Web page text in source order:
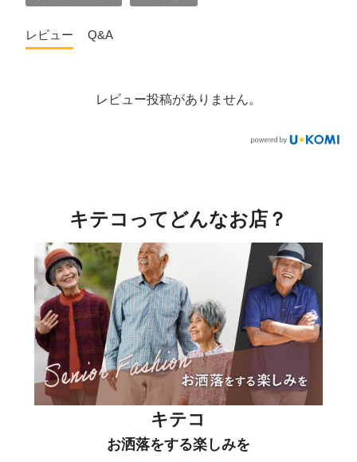
レビュー Q&A
レビュー投稿がありません。
キテコってどんなお店？
キテコ
お洒落をする楽しみを